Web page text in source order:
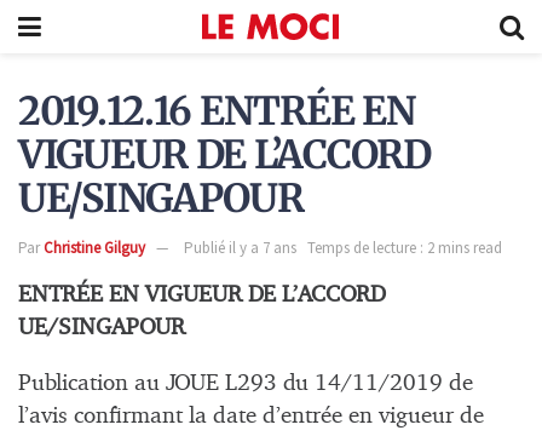
2019.12.16 ENTRÉE EN
VIGUEUR DE L’ACCORD
UE/SINGAPOUR
ParChristine Gilguy Publié il y a 7 ans Temps de lecture : 2 mins read
ENTRÉE EN VIGUEUR DE L’ACCORD
UE/SINGAPOUR
Publication au JOUE L293 du 14/11/2019 de
l’avis confirmant la date d’entrée en vigueur de